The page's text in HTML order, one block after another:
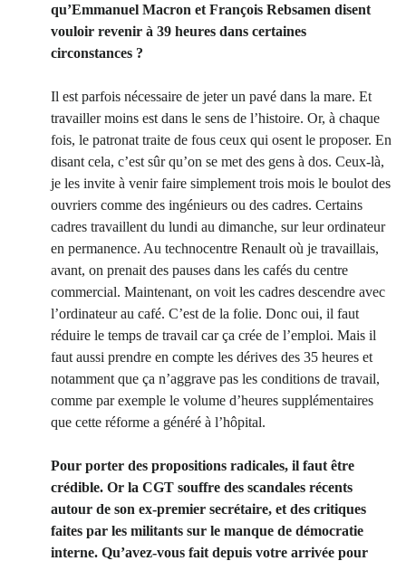
qu’Emmanuel Macron et François Rebsamen disent
vouloir revenir à 39 heures dans certaines
circonstances ?
Il est parfois nécessaire de jeter un pavé dans la mare. Et
travailler moins est dans le sens de l’histoire. Or, à chaque
fois, le patronat traite de fous ceux qui osent le proposer. En
disant cela, c’est sûr qu’on se met des gens à dos. Ceux-là,
je les invite à venir faire simplement trois mois le boulot des
ouvriers comme des ingénieurs ou des cadres. Certains
cadres travaillent du lundi au dimanche, sur leur ordinateur
en permanence. Au technocentre Renault où je travaillais,
avant, on prenait des pauses dans les cafés du centre
commercial. Maintenant, on voit les cadres descendre avec
l’ordinateur au café. C’est de la folie. Donc oui, il faut
réduire le temps de travail car ça crée de l’emploi. Mais il
faut aussi prendre en compte les dérives des 35 heures et
notamment que ça n’aggrave pas les conditions de travail,
comme par exemple le volume d’heures supplémentaires
que cette réforme a généré à l’hôpital.
Pour porter des propositions radicales, il faut être
crédible. Or la CGT souffre des scandales récents
autour de son ex-premier secrétaire, et des critiques
faites par les militants sur le manque de démocratie
interne. Qu’avez-vous fait depuis votre arrivée pour